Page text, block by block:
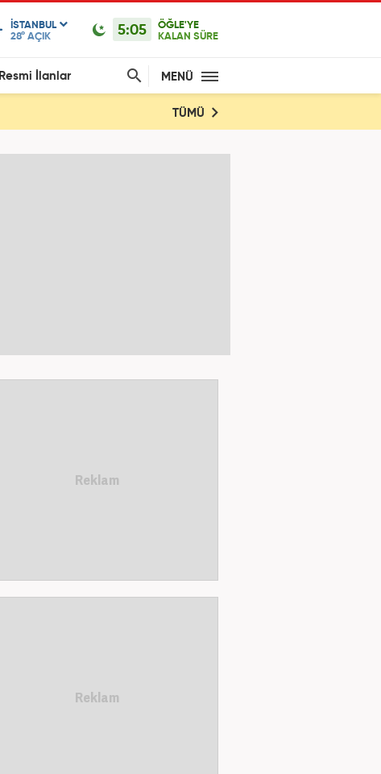
ISTANBUL
28° AÇIK 5:05
ÖĞLE'YE
KALAN SÜRE
Resmi İlanlar MENÜ
TÜMÜ